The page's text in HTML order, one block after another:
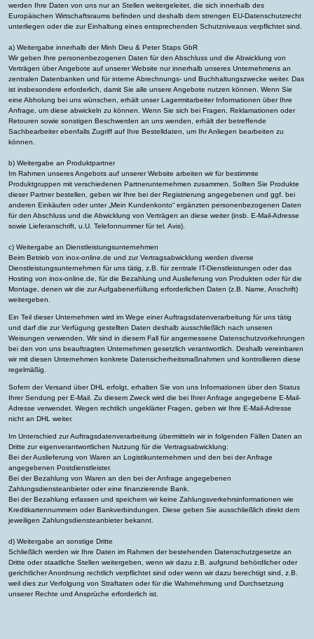
werden Ihre Daten von uns nur an Stellen weitergeleitet, die sich innerhalb des
Europäischen Wirtschaftsraums befinden und deshalb dem strengen EU-Datenschutzrecht
unterliegen oder die zur Einhaltung eines entsprechenden Schutzniveaus verpflichtet sind.
a) Weitergabe innerhalb der Minh Dieu & Peter Staps GbR
Wir geben Ihre personenbezogenen Daten für den Abschluss und die Abwicklung von
Verträgen über Angebote auf unserer Website nur innerhalb unseres Unternehmens an
zentralen Datenbanken und für interne Abrechnungs- und Buchhaltungszwecke weiter. Das
ist insbesondere erforderlich, damit Sie alle unsere Angebote nutzen können. Wenn Sie
eine Abholung bei uns wünschen, erhält unser Lagermitarbeiter Informationen über Ihre
Anfrage, um diese abwickeln zu können. Wenn Sie sich bei Fragen, Reklamationen oder
Retouren sowie sonstigen Beschwerden an uns wenden, erhält der betreffende
Sachbearbeiter ebenfalls Zugriff auf Ihre Bestelldaten, um Ihr Anliegen bearbeiten zu
können.
b) Weitergabe an Produktpartner
Im Rahmen unseres Angebots auf unserer Website arbeiten wir für bestimmte
Produktgruppen mit verschiedenen Partnerunternehmen zusammen. Sollten Sie Produkte
dieser Partner bestellen, geben wir Ihre bei der Registrierung angegebenen und ggf. bei
anderen Einkäufen oder unter „Mein Kundenkonto“ ergänzten personenbezogenen Daten
für den Abschluss und die Abwicklung von Verträgen an diese weiter (insb. E-Mail-Adresse
sowie Lieferanschrift, u.U. Telefonnummer für tel. Avis).
c) Weitergabe an Dienstleistungsunternehmen
Beim Betrieb von inox-online.de und zur Vertragsabwicklung werden diverse
Dienstleistungsunternehmen für uns tätig, z.B. für zentrale IT-Dienstleistungen oder das
Hosting von inox-online.de, für die Bezahlung und Auslieferung von Produkten oder für die
Montage, denen wir die zur Aufgabenerfüllung erforderlichen Daten (z.B. Name, Anschrift)
weitergeben.
Ein Teil dieser Unternehmen wird im Wege einer Auftragsdatenverarbeitung für uns tätig
und darf die zur Verfügung gestellten Daten deshalb ausschließlich nach unseren
Weisungen verwenden. Wir sind in diesem Fall für angemessene Datenschutzvorkehrungen
bei den von uns beauftragten Unternehmen gesetzlich verantwortlich. Deshalb vereinbaren
wir mit diesen Unternehmen konkrete Datensicherheitsmaßnahmen und kontrollieren diese
regelmäßig.
Sofern der Versand über DHL erfolgt, erhalten Sie von uns Informationen über den Status
Ihrer Sendung per E-Mail. Zu diesem Zweck wird die bei Ihrer Anfrage angegebene E-Mail-
Adresse verwendet. Wegen rechtlich ungeklärter Fragen, geben wir Ihre E-Mail-Adresse
nicht an DHL weiter.
Im Unterschied zur Auftragsdatenverarbeitung übermitteln wir in folgenden Fällen Daten an
Dritte zur eigenverantwortlichen Nutzung für die Vertragsabwicklung:
Bei der Auslieferung von Waren an Logistikunternehmen und den bei der Anfrage
angegebenen Postdienstleister.
Bei der Bezahlung von Waren an den bei der Anfrage angegebenen
Zahlungsdiensteanbieter oder eine finanzierende Bank.
Bei der Bezahlung erfassen und speichern wir keine Zahlungsverkehrsinformationen wie
Kreditkartennummern oder Bankverbindungen. Diese geben Sie ausschließlich direkt dem
jeweiligen Zahlungsdiensteanbieter bekannt.
d) Weitergabe an sonstige Dritte
Schließlich werden wir Ihre Daten im Rahmen der bestehenden Datenschutzgesetze an
Dritte oder staatliche Stellen weitergeben, wenn wir dazu z.B. aufgrund behördlicher oder
gerichtlicher Anordnung rechtlich verpflichtet sind oder wenn wir dazu berechtigt sind, z.B.
weil dies zur Verfolgung von Straftaten oder für die Wahrnehmung und Durchsetzung
unserer Rechte und Ansprüche erforderlich ist.